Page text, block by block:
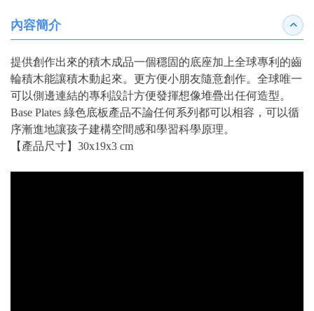
內容簡介 收合
提供創作出來的積木成品一個穩固的底座加上全球專利的齒
輪積木能讓積木動起來。更方便小朋友隨意創作。全球唯一
可以側邊連結的專利設計方便發揮想像堆疊出任何造型。
Base Plates 綠色底板產品不論任何系列都可以相容，可以循
序漸進地讓孩子建構空間感和學習科學原理。
【產品尺寸】30x19x3 cm